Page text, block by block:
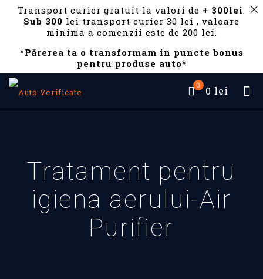
Transport curier gratuit la valori de + 300lei.
Sub 300 lei transport curier 30 lei , valoare
minima a comenzii este de 200 lei.
*Părerea ta o transformam in puncte bonus
pentru produse auto*
0 0 lei
Tratament pentru
igiena aerului-Air
Purifier